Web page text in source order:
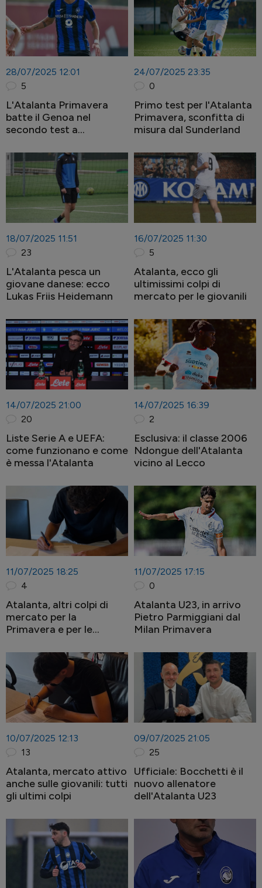
28/07/2025 12:01
5
L'Atalanta Primavera
batte il Genoa nel
secondo test a
24/07/2025 23:35
0
Primo test per l'Atalanta
Primavera, sconfitta di
misura dal Sunderland
18/07/2025 11:51
23
L'Atalanta pesca un
giovane danese: ecco
Lukas Friis Heidemann
16/07/2025 11:30
5
Atalanta, ecco gli
ultimissimi colpi di
mercato per le giovanili
14/07/2025 21:00
20
Liste Serie A e UEFA:
come funzionano e come
è messa l'Atalanta
14/07/2025 16:39
2
Esclusiva: il classe 2006
Ndongue dell'Atalanta
vicino al Lecco
11/07/2025 18:25
4
Atalanta, altri colpi di
mercato per la
Primavera e per le
11/07/2025 17:15
0
Atalanta U23, in arrivo
Pietro Parmiggiani dal
Milan Primavera
10/07/2025 12:13
13
Atalanta, mercato attivo
anche sulle giovanili: tutti
gli ultimi colpi
09/07/2025 21:05
25
Ufficiale: Bocchetti è il
nuovo allenatore
dell'Atalanta U23